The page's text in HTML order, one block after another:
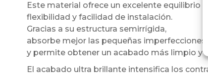
Este material ofrece un excelente equilibrio
flexibilidad y facilidad de instalación.
Gracias a su estructura semirrígida,
absorbe mejor las pequeñas imperfecciones
y permite obtener un acabado más limpio y
El acabado ultra brillante intensifica los